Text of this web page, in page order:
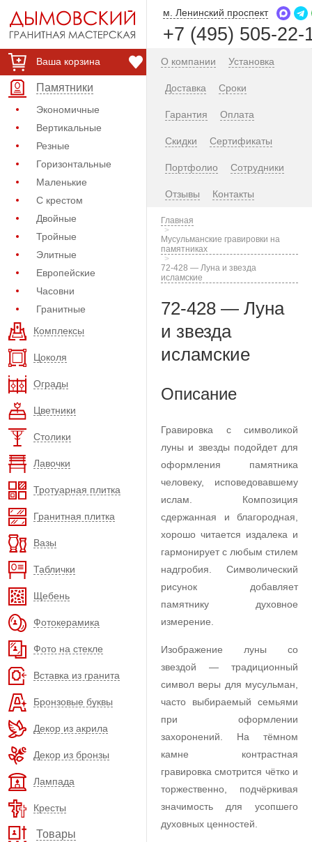
Ваша корзина
Памятники
Экономичные
Вертикальные
Резные
Горизонтальные
Маленькие
С крестом
Двойные
Тройные
Элитные
Европейские
Часовни
Гранитные
Комплексы
Цоколя
Ограды
Цветники
Столики
Лавочки
Тротуарная плитка
Гранитная плитка
Вазы
Таблички
Щебень
Фотокерамика
Фото на стекле
Вставка из гранита
Бронзовые буквы
Декор из акрила
Декор из бронзы
Лампада
Кресты
Товары
м. Ленинский проспект
+7 (495) 505-22-
О компании Установка
Доставка Сроки
Гарантия Оплата
Скидки Сертификаты
Портфолио Сотрудники
Отзывы Контакты
Главная
Мусульманские гравировки на
памятниках
72-428 — Луна и звезда
исламские
72-428 — Луна
и звезда
исламские
Описание
Гравировка с символикой
луны и звезды подойдет для
оформления памятника
человеку, исповедовавшему
ислам. Композиция
сдержанная и благородная,
хорошо читается издалека и
гармонирует с любым стилем
надгробия. Символический
рисунок добавляет
памятнику духовное
измерение.
Изображение луны со
звездой — традиционный
символ веры для мусульман,
часто выбираемый семьями
при оформлении
захоронений. На тёмном
камне контрастная
гравировка смотрится чётко и
торжественно, подчёркивая
значимость для усопшего
духовных ценностей.